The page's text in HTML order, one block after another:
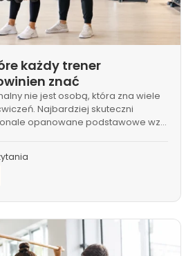
każdy trener
znać
nie jest osobą, która zna wiele
Najbardziej skuteczni
opanowane podstawowe wz…